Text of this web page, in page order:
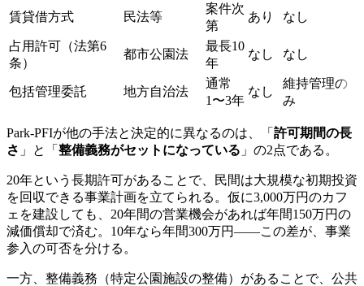
賃貸借方式 民法等
案件次
第
あり なし
占用許可（法第6
条）
都市公園法
最長10
年
なし なし
包括管理委託 地方自治法
通常
1〜3年
なし
維持管理の
み
Park-PFIが他の手法と決定的に異なるのは、「 許可期間の長
さ 」と「 整備義務がセットになっている 」の2点である。
20年という長期許可があることで、民間は大規模な初期投資
を回収できる事業計画を立てられる。仮に3,000万円のカフ
ェを建設しても、20年間の営業機会があれば年間150万円の
減価償却で済む。10年なら年間300万円——この差が、事業
参入の可否を分ける。
一方、整備義務（特定公園施設の整備）があることで、公共